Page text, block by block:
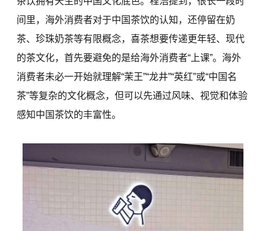
间里，海外消费者对于中国茶饮的认知，还停留在奶
茶、珍珠奶茶等有限概念，喜茶想要传递更年轻、现代
的茶文化，首先要避免的是给海外消费者“上课”。海外
消费者未必一开始就理解“茉王”“龙井”“英红”或“中国名
茶”等复杂的文化概念，但可以先通过风味、视觉和体验
感知中国茶饮的丰富性。